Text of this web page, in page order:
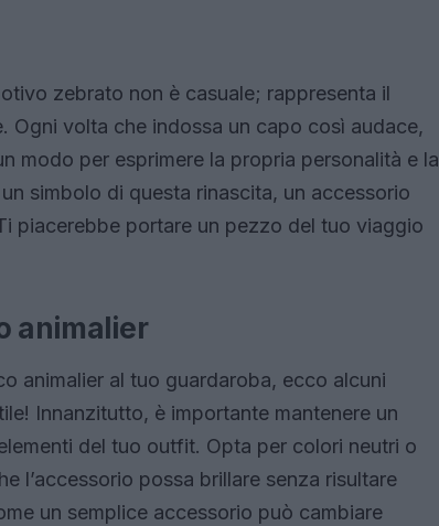
zebrato non è casuale; rappresenta il
volta che indossa un capo così audace,
modo per esprimere la propria personalità e la
simbolo di questa rinascita, un accessorio
piacerebbe portare un pezzo del tuo viaggio
animalier
animalier al tuo guardaroba, ecco alcuni
Innanzitutto, è importante mantenere un
del tuo outfit. Opta per colori neutri o
l’accessorio possa brillare senza risultare
un semplice accessorio può cambiare